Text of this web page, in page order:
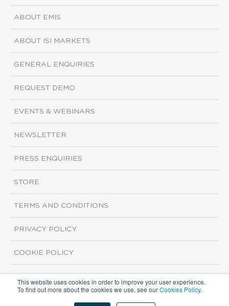
This website uses cookies in order to improve your user experience.
To find out more about the cookies we use, see ourCookies Policy.
ABOUT EMIS
ABOUT ISI MARKETS
GENERAL ENQUIRIES
REQUEST DEMO
EVENTS & WEBINARS
NEWSLETTER
PRESS ENQUIRIES
STORE
TERMS AND CONDITIONS
PRIVACY POLICY
COOKIE POLICY
Copyright ©2026 ISI Markets. All rights reserved.